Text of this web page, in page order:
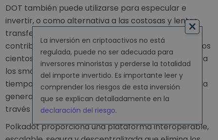
DOT también puede utilizarse para especular e
invertir, o como alternativa a las costosas y lentas
transferencias internacionales. También puede
contribuir a un sistema financiero alternativo para los
cientos de millones de personas que tienen acceso a
los smartphone pero no a una cuenta bancaria, al
tiempo que introduce una nueva oportunidad para la
generación de ingresos o la complementación a
través del staking de liquidez de DOT.
Polkadot proporciona una plataforma interoperable,
La inversión en criptoactivos no está
regulada, puede no ser adecuada para
inversores minoristas y perderse la totalidad
del importe invertido. Es importante leer y
comprender los riesgos de esta inversión
que se explican detalladamente en la
declaración del riesgo.